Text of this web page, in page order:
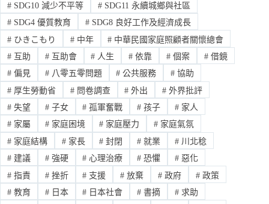
#SDG10 減少不平等 #SDG11 永續城鄉與社區
#SDG4 優質教育 #SDG8 良好工作及經濟成長
#ひきこもり #中年 # 中華民國家庭照顧者關懷總會
#互助 #互助會 # 人生 # 依靠 # 個案 #借鏡
#偏見 #八零五零問題 # 公共服務 # 協助
#厚生勞動省 #問卷調查 # 外出 # 外界批評
#失望 #子女 # 孤軍奮戰 # 孩子 # 家人
#家屬 #家庭困境 # 家庭壓力 # 家庭氣氛
#家庭結構 #家長 # 封閉 # 就業 # 川北稔
#建議 #強硬 # 心理治療 # 恐懼 # 惡化
#指責 #挫折 # 支援 # 放棄 # 政府 #政策
#教育 #日本 # 日本社會 # 書摘 # 求助